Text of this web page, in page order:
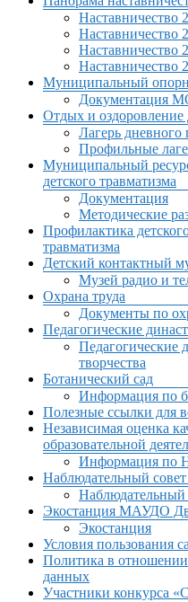
Наставничество
Наставничество
Наставничество
Наставничество
Муниципальный
Документация
Отдых и оздоровление
Лагерь
Профильные
Муниципальный
детского травматизма
Документация
Методические
Профилактика
травматизма
Детский контактный
Музей радио и
Охрана труда
Документы по
Педагогические
творчества
Ботанический сад
Информация по
Полезные ссылки для
Независимая оценка
образовательной
Информация по
Наблюдательный
Наблюдательный
Экостанция МАУДО
Экостанция
Условия пользования
Политика в
данных
Участники конкурса